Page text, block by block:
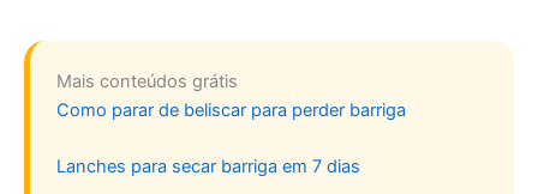
Mais conteúdos grátis
Como parar de beliscar para perder barriga
Lanches para secar barriga em 7 dias